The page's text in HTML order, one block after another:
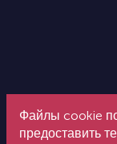
Файлы cookie
предоставить